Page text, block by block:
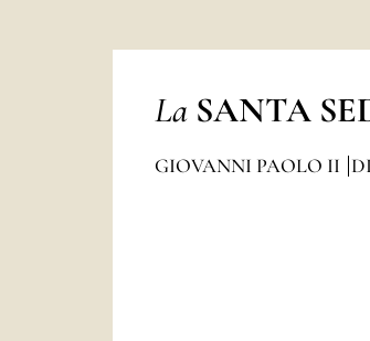
La SANTA
GIOVANNI PAOLO II